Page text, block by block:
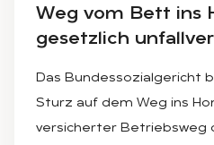
Weg vom Bett ins
ge­setz­lich
Das Bundessozialgericht
Sturz auf dem Weg ins
versicherter Betriebsweg